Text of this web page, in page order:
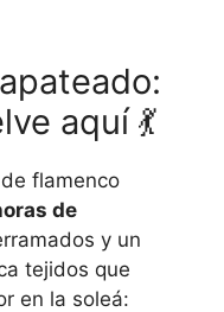
aquí 💃
flamenco
de
y un
tejidos que
en la soleá: